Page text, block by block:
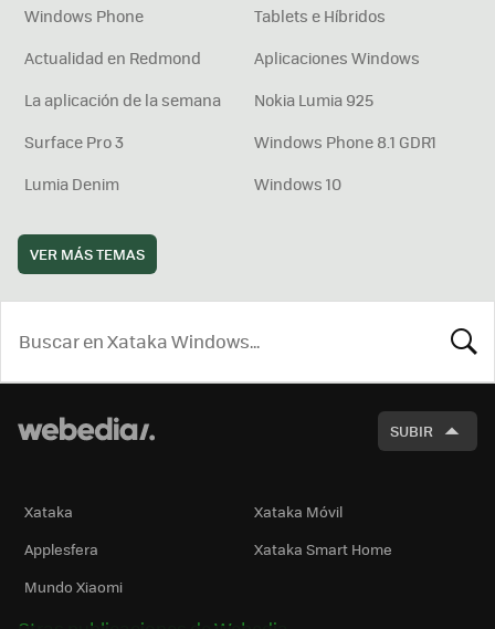
Windows Phone
Tablets e Híbridos
Actualidad en Redmond
Aplicaciones Windows
La aplicación de la semana
Nokia Lumia 925
Surface Pro 3
Windows Phone 8.1 GDR1
Lumia Denim
Windows 10
VER MÁS TEMAS
SUBIR
Xataka
Xataka Móvil
Applesfera
Xataka Smart Home
Mundo Xiaomi